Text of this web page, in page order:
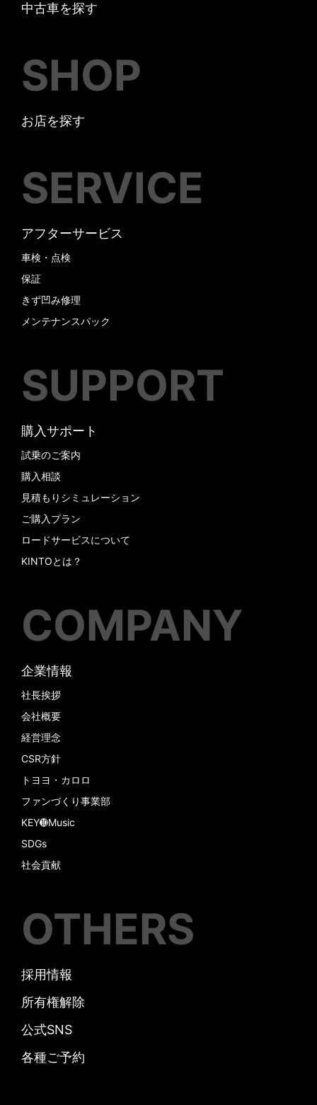
中古車を探す
SHOP
お店を探す
SERVICE
アフターサービス
車検・点検
保証
きず凹み修理
メンテナンスパック
SUPPORT
購入サポート
試乗のご案内
購入相談
見積もりシミュレーション
ご購入プラン
ロードサービスについて
KINTOとは？
COMPANY
企業情報
社長挨拶
会社概要
経営理念
CSR方針
トヨヨ・カロロ
ファンづくり事業部
KEY➓Music
SDGs
社会貢献
OTHERS
採用情報
所有権解除
公式SNS
各種ご予約